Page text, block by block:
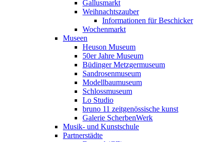
Gallusmarkt
Weihnachtszauber
Informationen für Beschicker
Wochenmarkt
Museen
Heuson Museum
50er Jahre Museum
Büdinger Metzgermuseum
Sandrosenmuseum
Modellbaumuseum
Schlossmuseum
Lo Studio
bruno 11 zeitgenössische kunst
Galerie ScherbenWerk
Musik- und Kunstschule
Partnerstädte